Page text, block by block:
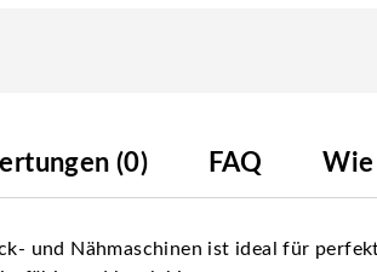
(0) FAQ Wie
und Nähmaschinen ist ideal für